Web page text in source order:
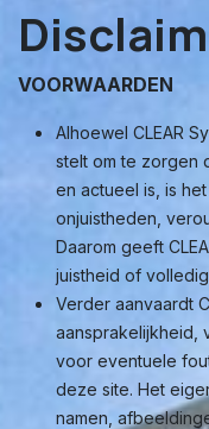
VOORWAARDEN
Alhoewel CLEAR
stelt om te zorgen
en actueel is, is
onjuistheden,
Daarom geeft
juistheid of
Verder aanvaardt
aansprakelijkheid,
voor eventuele
deze site. Het
namen,